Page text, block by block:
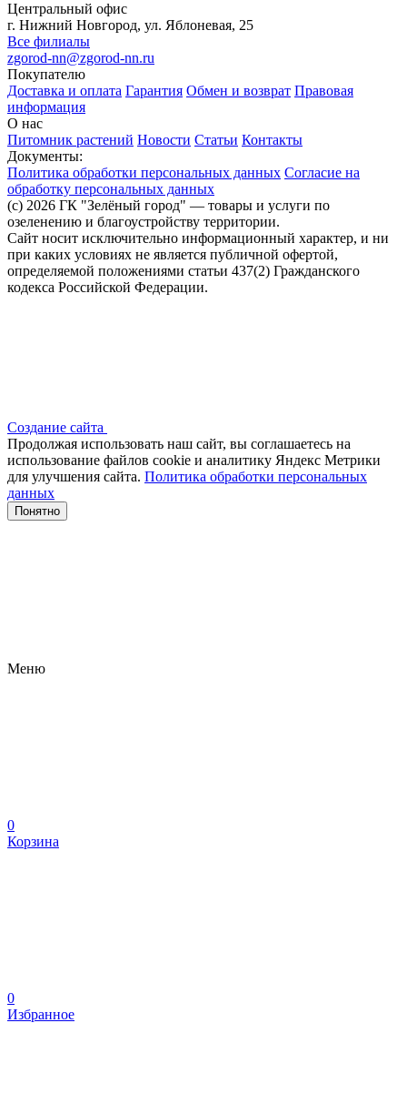
Центральный офис
г. Нижний Новгород, ул. Яблоневая, 25
Все филиалы
zgorod-nn@zgorod-nn.ru
Покупателю
Доставка и оплата Гарантия Обмен и возврат Правовая
информация
О нас
Питомник растений Новости Статьи Контакты
Документы:
Политика обработки персональных данных Согласие на
обработку персональных данных
(c) 2026 ГК "Зелёный город" — товары и услуги по
озеленению и благоустройству территории.
Сайт носит исключительно информационный характер, и ни
при каких условиях не является публичной офертой,
определяемой положениями статьи 437(2) Гражданского
кодекса Российской Федерации.
Создание сайта
Продолжая использовать наш сайт, вы соглашаетесь на
использование файлов сооkіе и аналитику Яндекс Метрики
для улучшения сайта. Политика обработки персональных
данных
Понятно
Меню
0
Корзина
0
Избранное